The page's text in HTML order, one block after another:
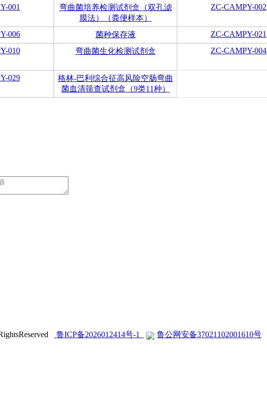
001
弯曲菌培养检测试剂盒（双孔滤
膜法）（粪便样本）
ZC-CAMPY-002
006
菌种保存液 ZC-CAMPY-021
010
弯曲菌生化检测试剂盒 ZC-CAMPY-004
029
格林-巴利综合征高风险空肠弯曲
菌血清筛查试剂盒（9类11种）
鲁ICP备2026012414号-1 鲁公网安备37021102001610号